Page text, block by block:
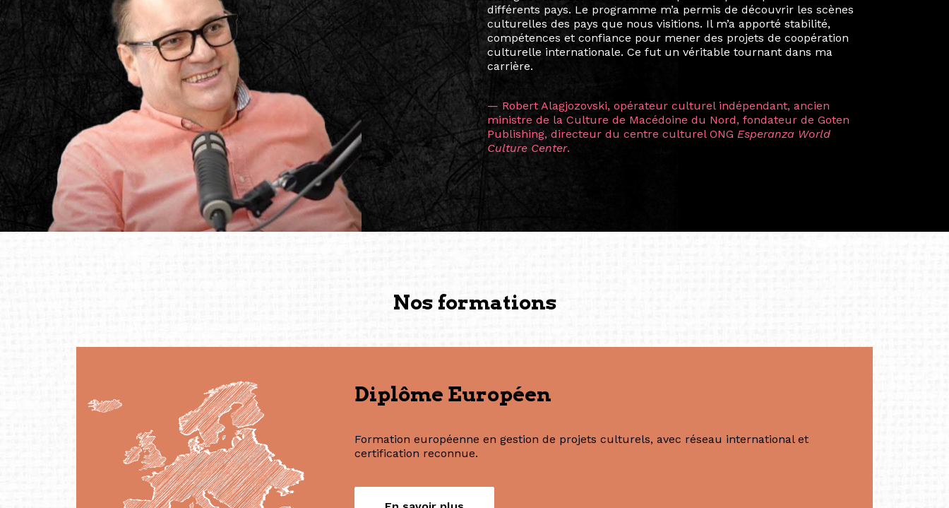
quelques mois, j’invitais mes camarades à collaborer sur des projets
allant de Baguio City à Pékin, de Helsinki à Kuala Lumpur, Langkawi,
Manille, Tokyo et Varsovie, renforçant ainsi ma vision de curatrice
consistant à connecter des artistes à travers les disciplines et les
continents.
L’une des rencontres les plus marquantes fut celle avec ma
consœur HicterienneRuthe Zuntz — une amitié dont la générosité et
la vision ont transformé ma trajectoire et m’ont conduite de
Singapour à Berlin pendant près d’une décennie. Aujourd’hui encore,
les amitiés forgées durant cette année intense et inspirante
solidité et m’encouragent à continuer de rêver, de créer et de tendre
vers de nouvelles possibilités.
— Vanini Belarmino (Singapore /Germany)
(Photography: Geric Cruz)